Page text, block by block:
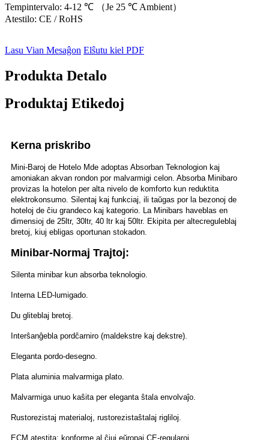
Tempintervalo: 4-12 ℃ （Je 25 ℃ Ambient）
Atestilo: CE / RoHS
Lasu Vian Mesaĝon Elŝutu kiel PDF
Produkta Detalo
Produktaj Etikedoj
Kerna priskribo
Mini-Baroj de Hotelo Mde adoptas Absorban Teknologion kaj
amoniakan akvan rondon por malvarmigi celon. Absorba Minibaro
provizas la hotelon per alta nivelo de komforto kun reduktita
elektrokonsumo. Silentaj kaj funkciaj, ili taŭgas por la bezonoj de
hoteloj de ĉiu grandeco kaj kategorio. La Minibars haveblas en
dimensioj de 25ltr, 30ltr, 40 ltr kaj 50ltr. Ekipita per altecreguleblaj
bretoj, kiuj ebligas oportunan stokadon.
Minibar-Normaj Trajtoj:
Silenta minibar kun absorba teknologio.
Interna LED-lumigado.
Du gliteblaj bretoj.
Interŝanĝebla pordĉarniro (maldekstre kaj dekstre).
Eleganta pordo-desegno.
Plata aluminia malvarmiga plato.
Malvarmiga unuo kaŝita per eleganta ŝtala envolvaĵo.
Rustorezistaj materialoj, rustorezistaŝtalaj rigliloj.
ECM atestita; konforme al ĉiuj eŭropaj CE-regularoj.